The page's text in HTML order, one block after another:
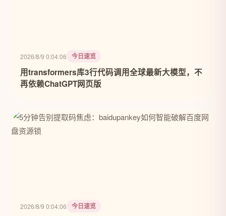
2026/8/9 0:04:06 今日速览
用transformers库3行代码调用全球最新大模型，不
再依赖ChatGPT网页版
2026/8/9 0:04:06 今日速览